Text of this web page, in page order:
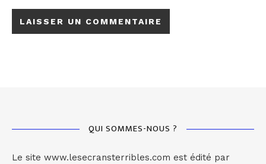
QUI SOMMES-NOUS ?
Le site www.lesecransterribles.com est édité par